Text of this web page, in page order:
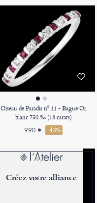
Oiseau de Paradis nº 11 - Bague Or
blanc 750 ‰ (18 carats)
990 € -43%
Créez votre alliance